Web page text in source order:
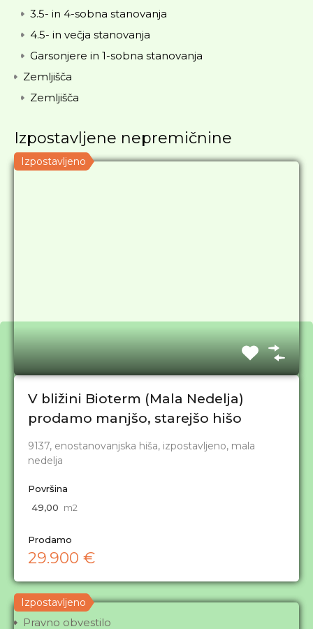
3.5- in 4-sobna stanovanja
4.5- in večja stanovanja
Garsonjere in 1-sobna stanovanja
Zemljišča
Zemljišča
Izpostavljene nepremičnine
Izpostavljeno
V bližini Bioterm (Mala Nedelja)
prodamo manjšo, starejšo hišo
9137, enostanovanjska hiša, izpostavljeno, mala
nedelja
Površina
49,00 m2
Prodamo
29.900 €
Izpostavljeno
S strokovno pomočjo do idiličnega doma!
Oddamo
Obveščanje
Pravno obvestilo